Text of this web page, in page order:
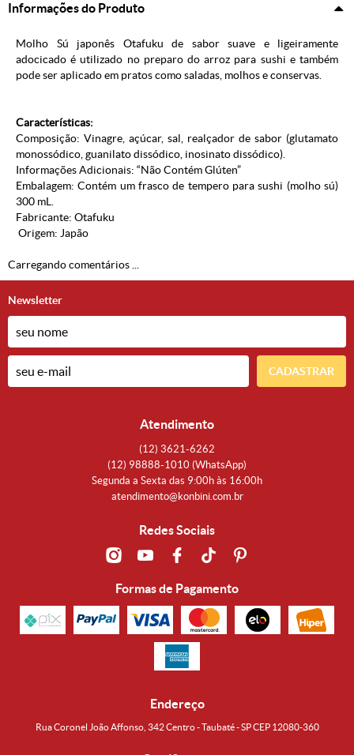
Informações do Produto
Molho Sú japonês Otafuku de sabor suave e ligeiramente
adocicado é utilizado no preparo do arroz para sushi e também
pode ser aplicado em pratos como saladas, molhos e conservas.
Características:
Composição: Vinagre, açúcar, sal, realçador de sabor (glutamato
monossódico, guanilato dissódico, inosinato dissódico).
Informações Adicionais: “Não Contém Glúten”
Embalagem: Contém um frasco de tempero para sushi (molho sú)
300 mL.
Fabricante: Otafuku
Origem: Japão
Carregando comentários ...
Newsletter
CADASTRAR
Atendimento
(12) 3621-6262
(12) 98888-1010 (WhatsApp)
Segunda a Sexta das 9:00h às 16:00h
atendimento@konbini.com.br
Redes Sociais
Formas de Pagamento
Endereço
Rua Coronel João Affonso, 342 Centro - Taubaté - SP CEP 12080-360